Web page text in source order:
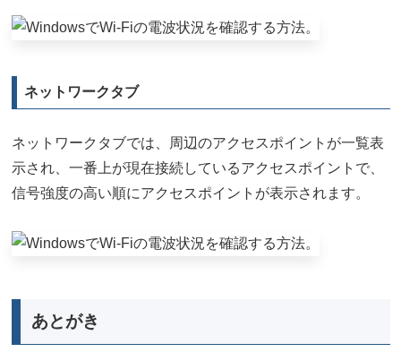
ネットワークタブ
ネットワークタブでは、周辺のアクセスポイントが一覧表
示され、一番上が現在接続しているアクセスポイントで、
信号強度の高い順にアクセスポイントが表示されます。
あとがき